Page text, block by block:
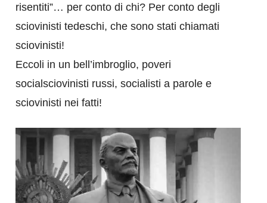
risentiti”… per conto di chi? Per conto degli
sciovinisti tedeschi, che sono stati chiamati
sciovinisti!
Eccoli in un bell’imbroglio, poveri
socialsciovinisti russi, socialisti a parole e
sciovinisti nei fatti!